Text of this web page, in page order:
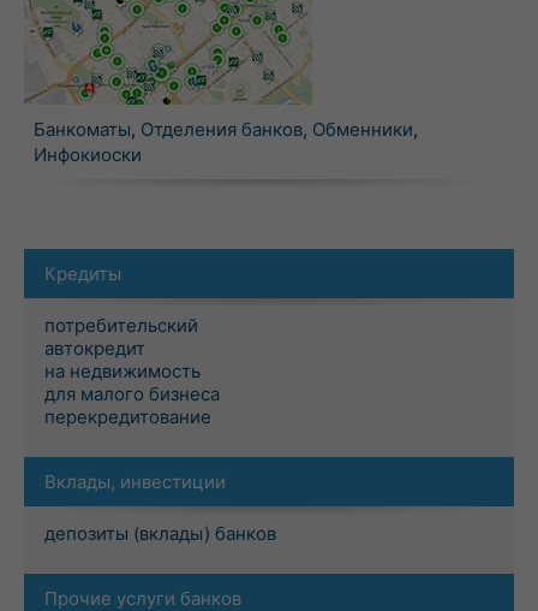
Банкоматы, Отделения банков, Обменники,
Инфокиоски
Кредиты
потребительский
автокредит
на недвижимость
для малого бизнеса
перекредитование
Вклады, инвестиции
депозиты (вклады) банков
Прочие услуги банков